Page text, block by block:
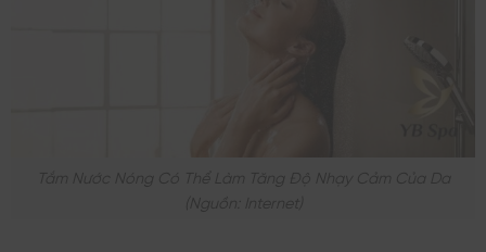
Tắm Nước Nóng Có Thể Làm Tăng Độ Nhạy Cảm Của Da
(nguồn: Internet)